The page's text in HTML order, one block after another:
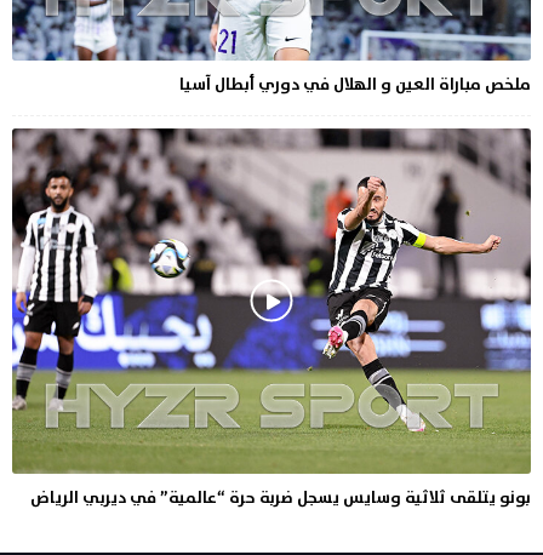
ملخص مباراة العين و الهلال في دوري أبطال آسيا
بونو يتلقى ثلاثية وسايس يسجل ضربة حرة “عالمية” في ديربي الرياض